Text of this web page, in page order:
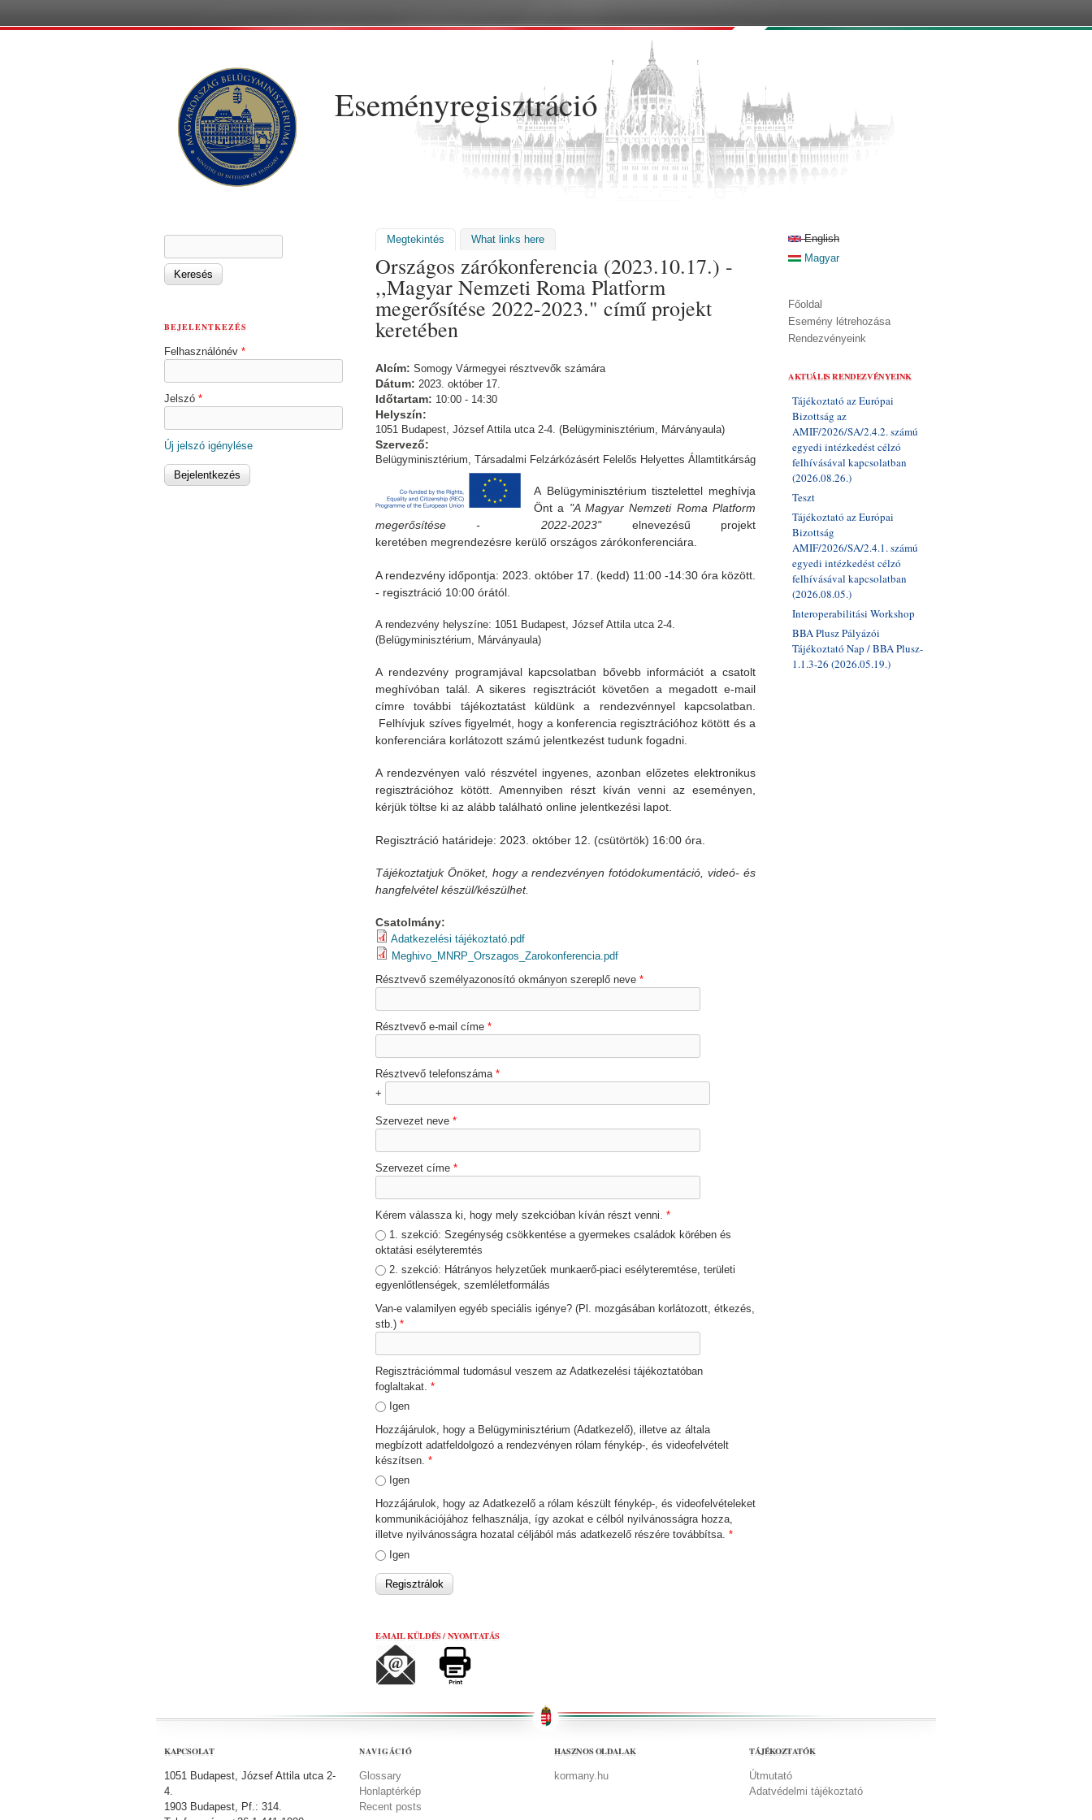
Eseményregisztráció
Megtekintés (aktív fül)What links here
Országos zárókonferencia (2023.10.17.) -
,,Magyar Nemzeti Roma Platform
megerősítése 2022-2023." című projekt
keretében
Alcím: Somogy Vármegyei résztvevők számára
Dátum: 2023. október 17.
Időtartam: 10:00 - 14:30
Helyszín:
1051 Budapest, József Attila utca 2-4. (Belügyminisztérium, Márványaula)
Szervező:
Belügyminisztérium, Társadalmi Felzárkózásért Felelős Helyettes Államtitkárság
A Belügyminisztérium tisztelettel meghívja
Önt a "A Magyar Nemzeti Roma Platform
megerősítése - 2022-2023"elnevezésű projekt
keretében megrendezésre kerülő országos zárókonferenciára.
A rendezvény időpontja: 2023. október 17. (kedd) 11:00 -14:30 óra között.
- regisztráció 10:00 órától.
A rendezvény helyszíne: 1051 Budapest, József Attila utca 2-4.
(Belügyminisztérium, Márványaula)
A rendezvény programjával kapcsolatban bővebb információt a csatolt
meghívóban talál. A sikeres regisztrációt követően a megadott e-mail
címre további tájékoztatást küldünk a rendezvénnyel kapcsolatban.
Felhívjuk szíves figyelmét, hogy a konferencia regisztrációhoz kötött és a
konferenciára korlátozott számú jelentkezést tudunk fogadni.
A rendezvényen való részvétel ingyenes, azonban előzetes elektronikus
regisztrációhoz kötött. Amennyiben részt kíván venni az eseményen,
kérjük töltse ki az alább található online jelentkezési lapot.
Regisztráció határideje: 2023. október 12. (csütörtök) 16:00 óra.
Tájékoztatjuk Önöket, hogy a rendezvényen fotódokumentáció, videó- és
hangfelvétel készül/készülhet.
Csatolmány:
Adatkezelési tájékoztató.pdf
Meghivo_MNRP_Orszagos_Zarokonferencia.pdf
Résztvevő személyazonosító okmányon szereplő neve *
Résztvevő e-mail címe *
Résztvevő telefonszáma *
+
Szervezet neve *
Szervezet címe *
Kérem válassza ki, hogy mely szekcióban kíván részt venni. *
1. szekció: Szegénység csökkentése a gyermekes családok körében és
oktatási esélyteremtés
2. szekció: Hátrányos helyzetűek munkaerő-piaci esélyteremtése, területi
egyenlőtlenségek, szemléletformálás
Van-e valamilyen egyéb speciális igénye? (Pl. mozgásában korlátozott, étkezés,
stb.) *
Regisztrációmmal tudomásul veszem az Adatkezelési tájékoztatóban
foglaltakat. *
Igen
Hozzájárulok, hogy a Belügyminisztérium (Adatkezelő), illetve az általa
megbízott adatfeldolgozó a rendezvényen rólam fénykép-, és videofelvételt
készítsen. *
Igen
Hozzájárulok, hogy az Adatkezelő a rólam készült fénykép-, és videofelvételeket
kommunikációjához felhasználja, így azokat e célból nyilvánosságra hozza,
illetve nyilvánosságra hozatal céljából más adatkezelő részére továbbítsa. *
Igen
E-MAIL KÜLDÉS / NYOMTATÁS
KERESÉS ŰRLAP
BEJELENTKEZÉS
Felhasználónév *
Jelszó *
Új jelszó igénylése
English
Magyar
Főoldal
Esemény létrehozása
Rendezvényeink
AKTUÁLIS RENDEZVÉNYEINK
Tájékoztató az Európai
Bizottság az
AMIF/2026/SA/2.4.2. számú
egyedi intézkedést célzó
felhívásával kapcsolatban
(2026.08.26.)
Teszt
Tájékoztató az Európai
Bizottság
AMIF/2026/SA/2.4.1. számú
egyedi intézkedést célzó
felhívásával kapcsolatban
(2026.08.05.)
Interoperabilitási Workshop
BBA Plusz Pályázói
Tájékoztató Nap / BBA Plusz-
1.1.3-26 (2026.05.19.)
KAPCSOLAT
1051 Budapest, József Attila utca 2-
4.
1903 Budapest, Pf.: 314.
NAVIGÁCIÓ
Glossary
Honlaptérkép
Recent posts
HASZNOS OLDALAK
kormany.hu
TÁJÉKOZTATÓK
Útmutató
Adatvédelmi tájékoztató